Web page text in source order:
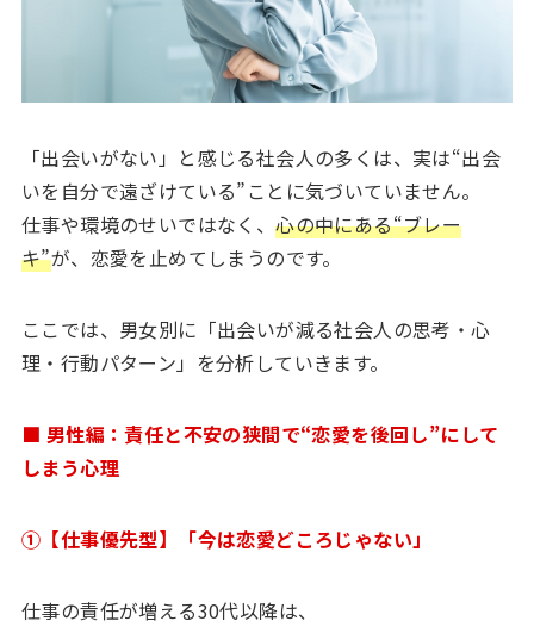
「出会いがない」と感じる社会人の多くは、実は“出会
いを自分で遠ざけている”ことに気づいていません。
仕事や環境のせいではなく、心の中にある“ブレー
キ”が、恋愛を止めてしまうのです。
ここでは、男女別に「出会いが減る社会人の思考・心
理・行動パターン」を分析していきます。
■ 男性編：責任と不安の狭間で“恋愛を後回し”にして
しまう心理
①【仕事優先型】「今は恋愛どころじゃない」
仕事の責任が増える30代以降は、